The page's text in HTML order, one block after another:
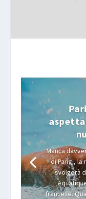
Manca
di Parigi, la
svolgerà
francese.